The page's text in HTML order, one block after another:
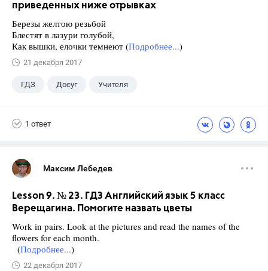
приведенных ниже отрывках
Березы желтою резьбой
Блестят в лазури голубой,
Как вышки, елочки темнеют (Подробнее...)
21 декабря 2017
ГДЗ Досуг Учителя
1 ответ
Максим Лебедев
Lesson 9. № 23. ГДЗ Английский язык 5 класс
Верещагина. Помогите назвать цветы
Work in pairs. Look at the pictures and read the names of the
flowers for each month.
(Подробнее...)
22 декабря 2017